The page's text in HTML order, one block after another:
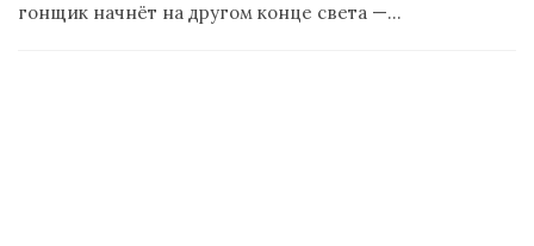
гонщик начнёт на другом конце света —…